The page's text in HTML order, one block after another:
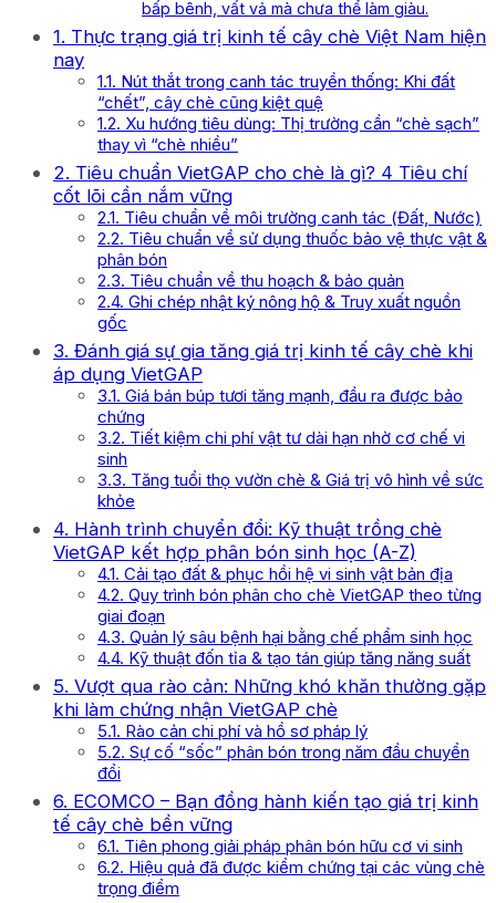
bấp bênh, vất vả mà chưa thể làm giàu.
1. Thực trạng giá trị kinh tế cây chè Việt Nam hiện
nay
1.1. Nút thắt trong canh tác truyền thống: Khi đất
“chết”, cây chè cũng kiệt quệ
1.2. Xu hướng tiêu dùng: Thị trường cần “chè sạch”
thay vì “chè nhiều”
2. Tiêu chuẩn VietGAP cho chè là gì? 4 Tiêu chí
cốt lõi cần nắm vững
2.1. Tiêu chuẩn về môi trường canh tác (Đất, Nước)
2.2. Tiêu chuẩn về sử dụng thuốc bảo vệ thực vật &
phân bón
2.3. Tiêu chuẩn về thu hoạch & bảo quản
2.4. Ghi chép nhật ký nông hộ & Truy xuất nguồn
gốc
3. Đánh giá sự gia tăng giá trị kinh tế cây chè khi
áp dụng VietGAP
3.1. Giá bán búp tươi tăng mạnh, đầu ra được bảo
chứng
3.2. Tiết kiệm chi phí vật tư dài hạn nhờ cơ chế vi
sinh
3.3. Tăng tuổi thọ vườn chè & Giá trị vô hình về sức
khỏe
4. Hành trình chuyển đổi: Kỹ thuật trồng chè
VietGAP kết hợp phân bón sinh học (A-Z)
4.1. Cải tạo đất & phục hồi hệ vi sinh vật bản địa
4.2. Quy trình bón phân cho chè VietGAP theo từng
giai đoạn
4.3. Quản lý sâu bệnh hại bằng chế phẩm sinh học
4.4. Kỹ thuật đốn tỉa & tạo tán giúp tăng năng suất
5. Vượt qua rào cản: Những khó khăn thường gặp
khi làm chứng nhận VietGAP chè
5.1. Rào cản chi phí và hồ sơ pháp lý
5.2. Sự cố “sốc” phân bón trong năm đầu chuyển
đổi
6. ECOMCO – Bạn đồng hành kiến tạo giá trị kinh
tế cây chè bền vững
6.1. Tiên phong giải pháp phân bón hữu cơ vi sinh
6.2. Hiệu quả đã được kiểm chứng tại các vùng chè
trọng điểm